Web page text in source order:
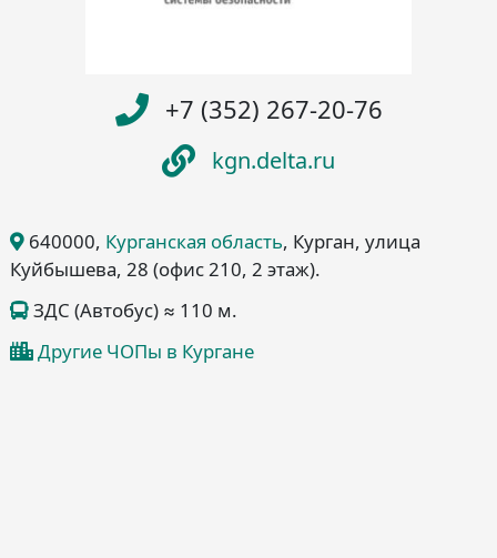
+7 (352) 267-20-76
kgn.delta.ru
640000, Курганская область, Курган, улица
Куйбышева, 28 (офис 210, 2 этаж).
ЗДС (Автобус) ≈ 110 м.
Другие ЧОПы в Кургане